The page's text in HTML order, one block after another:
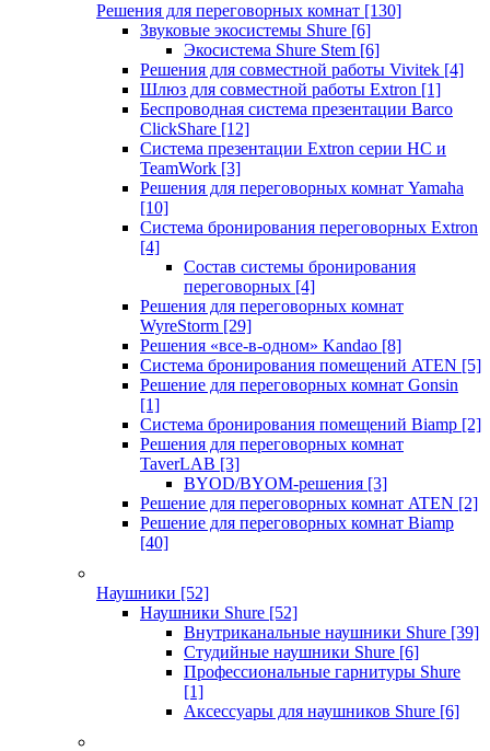
Решения для переговорных комнат [130]
Звуковые экосистемы Shure [6]
Экосистема Shure Stem [6]
Решения для совместной работы Vivitek [4]
Шлюз для совместной работы Extron [1]
Беспроводная система презентации Barco
ClickShare [12]
Система презентации Extron серии HC и
TeamWork [3]
Решения для переговорных комнат Yamaha
[10]
Система бронирования переговорных Extron
[4]
Состав системы бронирования
переговорных [4]
Решения для переговорных комнат
WyreStorm [29]
Решения «все-в-одном» Kandao [8]
Система бронирования помещений ATEN [5]
Решение для переговорных комнат Gonsin
[1]
Система бронирования помещений Biamp [2]
Решения для переговорных комнат
TaverLAB [3]
BYOD/BYOM-решения [3]
Решение для переговорных комнат ATEN [2]
Решение для переговорных комнат Biamp
[40]
Наушники [52]
Наушники Shure [52]
Внутриканальные наушники Shure [39]
Студийные наушники Shure [6]
Профессиональные гарнитуры Shure
[1]
Аксессуары для наушников Shure [6]